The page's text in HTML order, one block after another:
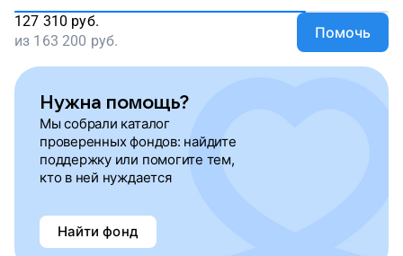
127 310 руб.
из 163 200 руб. Помочь
Нужна помощь?
Мы собрали каталог
проверенных фондов: найдите
поддержку или помогите тем,
кто в ней нуждается
Найти фонд